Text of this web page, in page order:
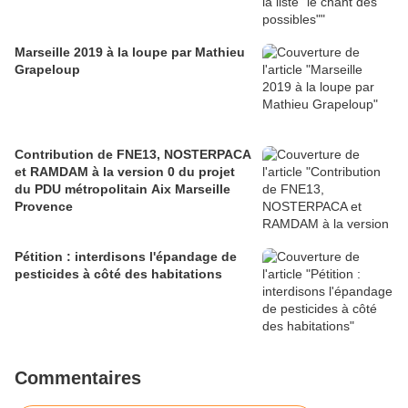
Marseille 2019 à la loupe par Mathieu
Grapeloup
Contribution de FNE13, NOSTERPACA
et RAMDAM à la version 0 du projet
du PDU métropolitain Aix Marseille
Provence
Pétition : interdisons l'épandage de
pesticides à côté des habitations
Commentaires